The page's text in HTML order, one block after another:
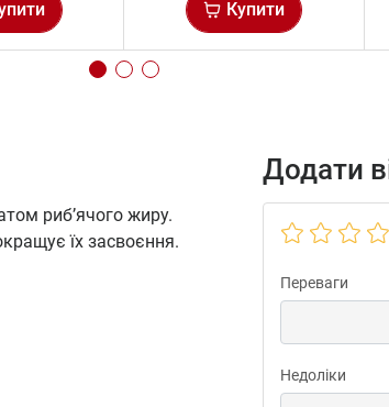
Купити
риб’ячого жиру.
їх засвоєння.
Додати
Переваги
Недоліки